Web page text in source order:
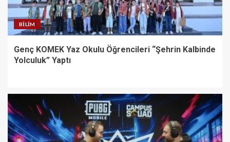
BILIM
Genç KOMEK Yaz Okulu Öğrencileri “Şehrin Kalbinde
Yolculuk” Yaptı